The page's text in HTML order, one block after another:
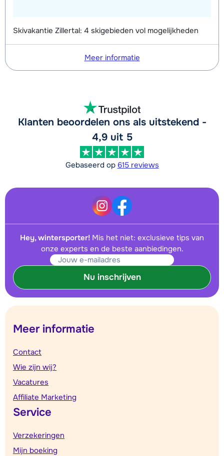
Skivakantie Zillertal: 4 skigebieden vol mogelijkheden
Meer informatie
Klanten beoordelen ons als uitstekend -
4,9 uit 5
Gebaseerd op 615 reviews
Hey, wintersporter! Mis het niet: exclusieve tips van
onze experts en de beste aanbiedingen.
Nu inschrijven
Meer informatie
Contact
Wie zijn wij?
Vacatures
Affiliate Marketing
Service
Verzekeringen
Mijn boeking